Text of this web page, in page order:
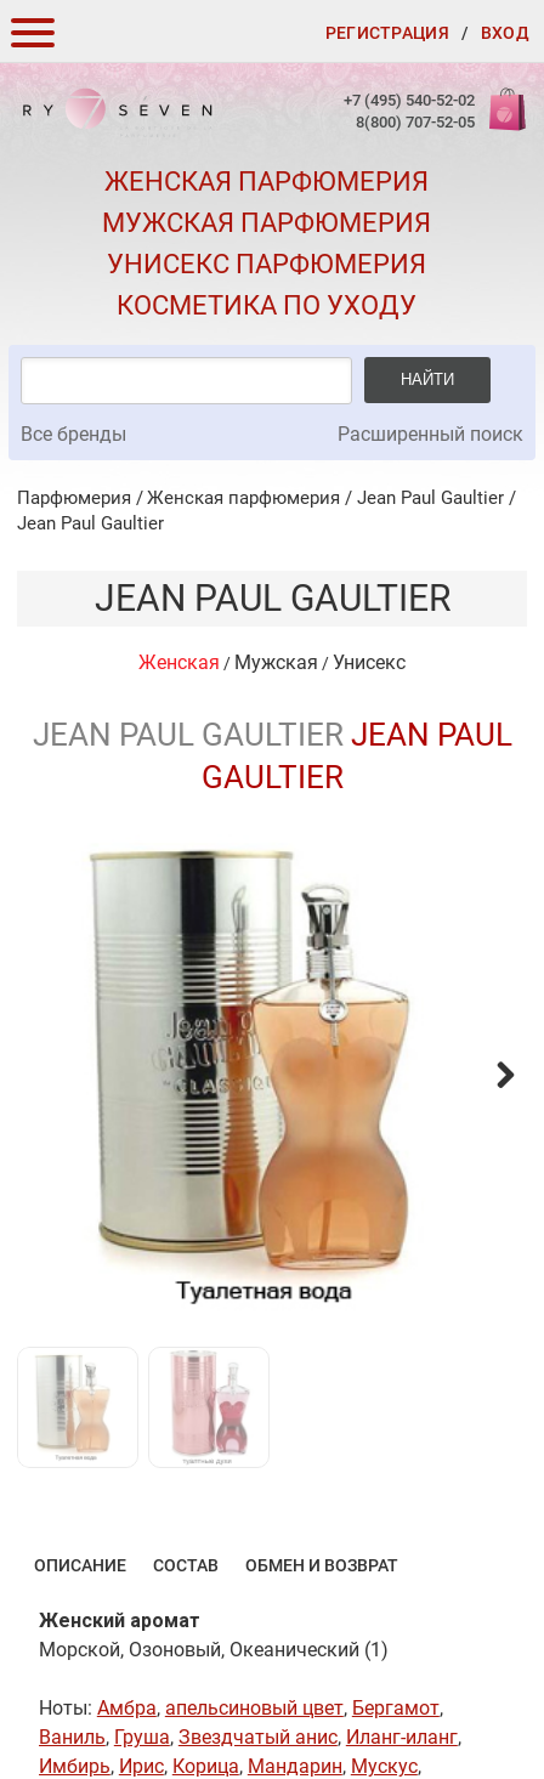
РЕГИСТРАЦИЯ / ВХОД
КАК ЗАКАЗАТЬ
СКИДКИ
КОНТАКТЫ
О КАЧЕСТВЕ
ПОДАРКИ К ЗАКАЗАМ
+7 (495) 540-52-02
8(800) 707-52-05
ЖЕНСКАЯ ПАРФЮМЕРИЯ
МУЖСКАЯ ПАРФЮМЕРИЯ
УНИСЕКС ПАРФЮМЕРИЯ
КОСМЕТИКА ПО УХОДУ
НАЙТИ
Все бренды Расширенный поиск
Парфюмерия Женская парфюмерия / Jean Paul Gaultier /
Jean Paul Gaultier
JEAN PAUL GAULTIER
Женская / Мужская /Унисекс
JEAN PAUL GAULTIERJEAN PAUL
GAULTIER
ОПИСАНИЕ СОСТАВ ОБМЕН И ВОЗВРАТ
Женский аромат
Морской, Озоновый, Океанический (1)
Ноты: Амбра, апельсиновый цвет, Бергамот,
Ваниль, Груша, Звездчатый анис, Иланг-иланг,
Имбирь, Ирис, Корица, Мандарин, Мускус,